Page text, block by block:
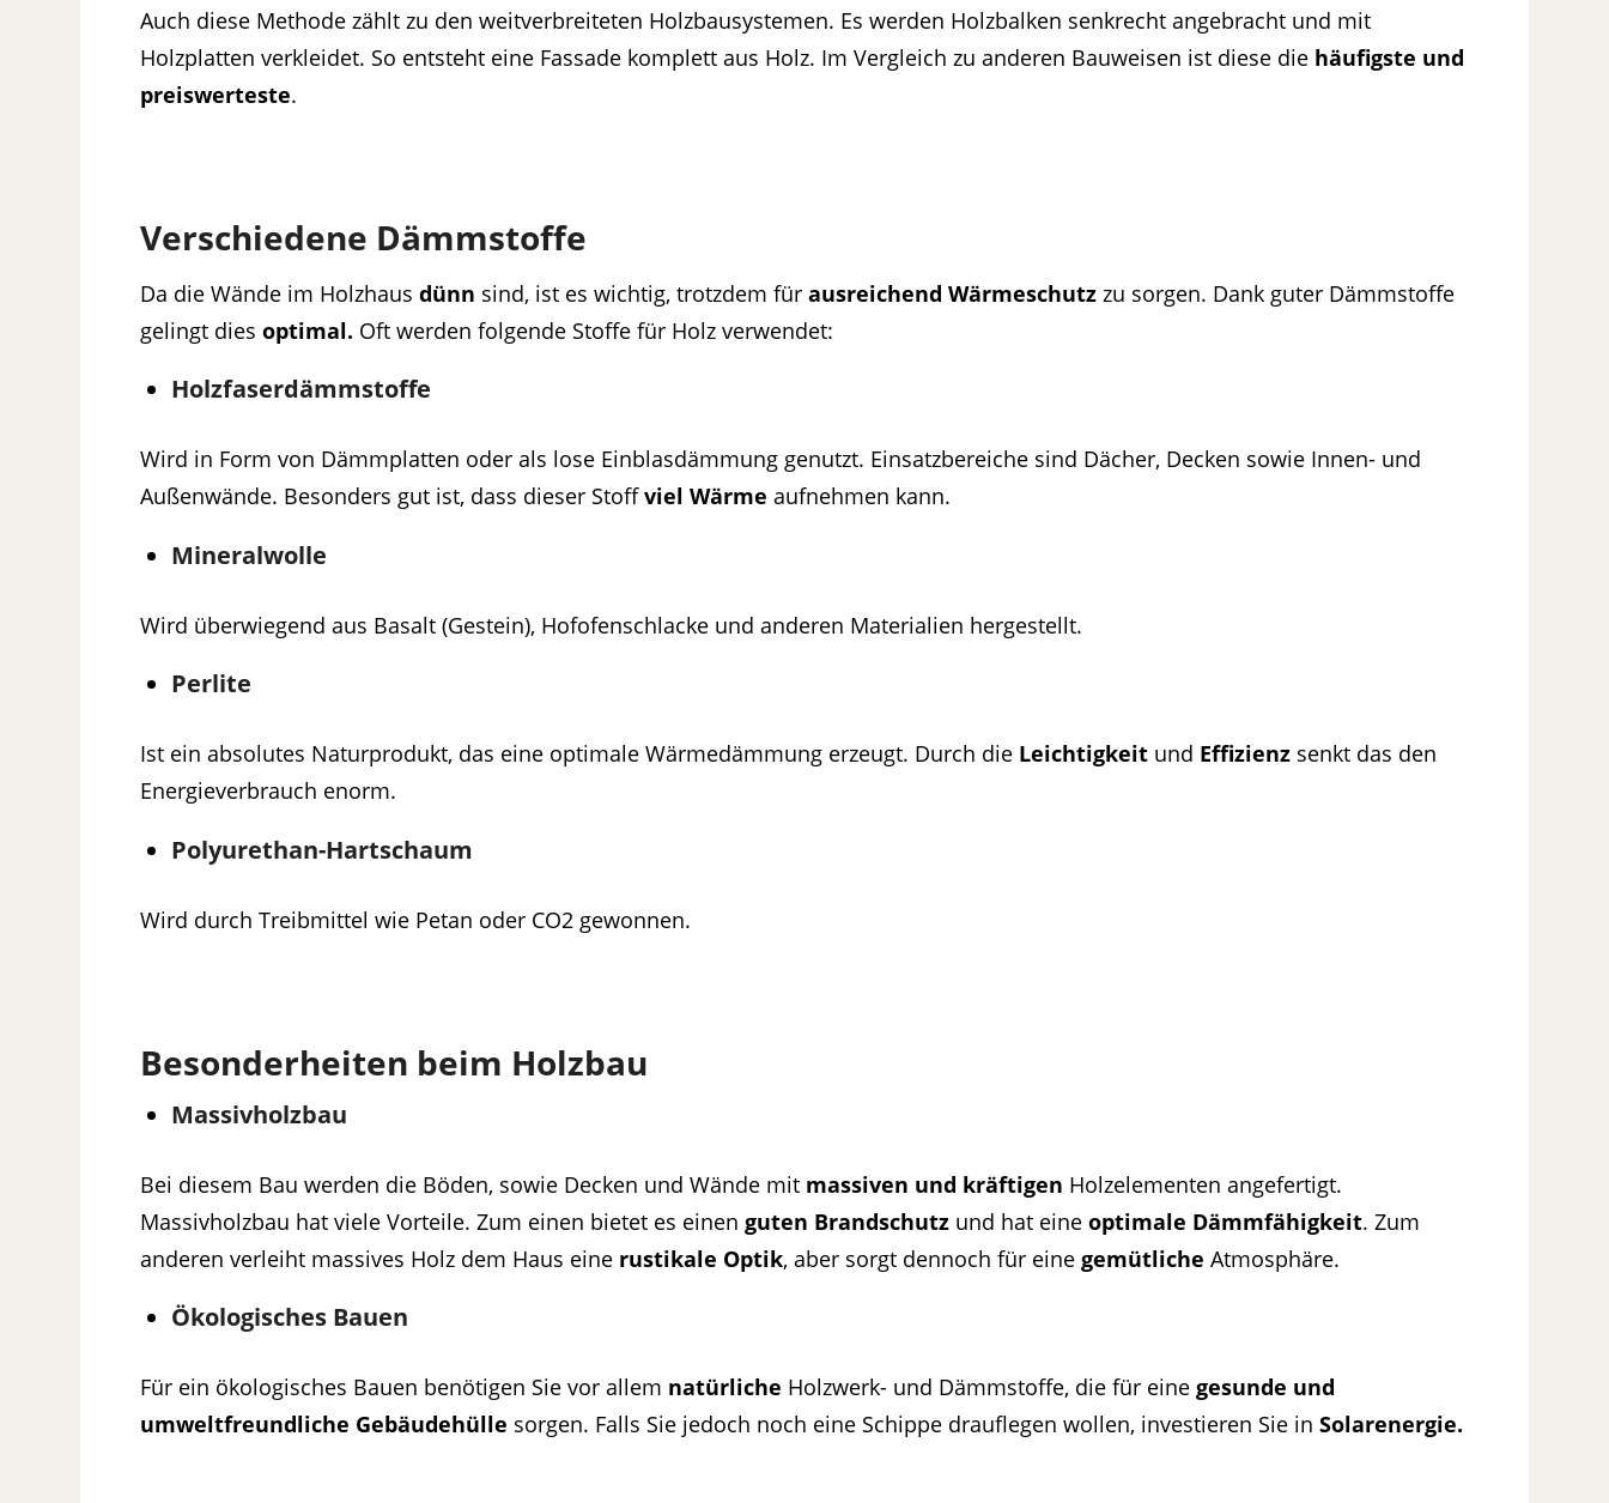
Auch diese Methode zählt zu den weitverbreiteten Holzbausystemen. Es werden Holzbalken senkrecht angebracht und mit
Holzplatten verkleidet. So entsteht eine Fassade komplett aus Holz. Im Vergleich zu anderen Bauweisen ist diese die häufigste und
preiswerteste.
Verschiedene Dämmstoffe
Da die Wände im Holzhausdünn sind, ist es wichtig, trotzdem fürausreichend Wärmeschutz zu sorgen. Dank guter Dämmstoffe
gelingt diesoptimal. Oft werden folgende Stoffe für Holz verwendet:
Holzfaserdämmstoffe
Wird in Form von Dämmplatten oder als lose Einblasdämmung genutzt. Einsatzbereiche sind Dächer, Decken sowie Innen- und
Außenwände. Besonders gut ist, dass dieser Stoffviel Wärme aufnehmen kann.
Mineralwolle
Wird überwiegend aus Basalt (Gestein), Hofofenschlacke und anderen Materialien hergestellt.
Perlite
Ist ein absolutes Naturprodukt, das eine optimale Wärmedämmung erzeugt. Durch die Leichtigkeit und Effizienz senkt das den
Energieverbrauch enorm.
Polyurethan-Hartschaum
Wird durch Treibmittel wie Petan oder CO2 gewonnen.
Besonderheiten beim Holzbau
Massivholzbau
Bei diesem Bau werden die Böden, sowie Decken und Wände mit massiven und kräftigen Holzelementen angefertigt.
Massivholzbau hat viele Vorteile. Zum einen bietet es einenguten Brandschutz und hat eineoptimale Dämmfähigkeit. Zum
anderen verleiht massives Holz dem Haus eine rustikale Optik, aber sorgt dennoch für einegemütliche Atmosphäre.
Ökologisches Bauen
Für ein ökologisches Bauen benötigen Sie vor allem natürliche Holzwerk- und Dämmstoffe, die für einegesunde und
umweltfreundliche Gebäudehülle sorgen. Falls Sie jedoch noch eine Schippe drauflegen wollen, investieren Sie inSolarenergie.